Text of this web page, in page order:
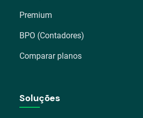
Premium
BPO (Contadores)
Comparar planos
Soluções